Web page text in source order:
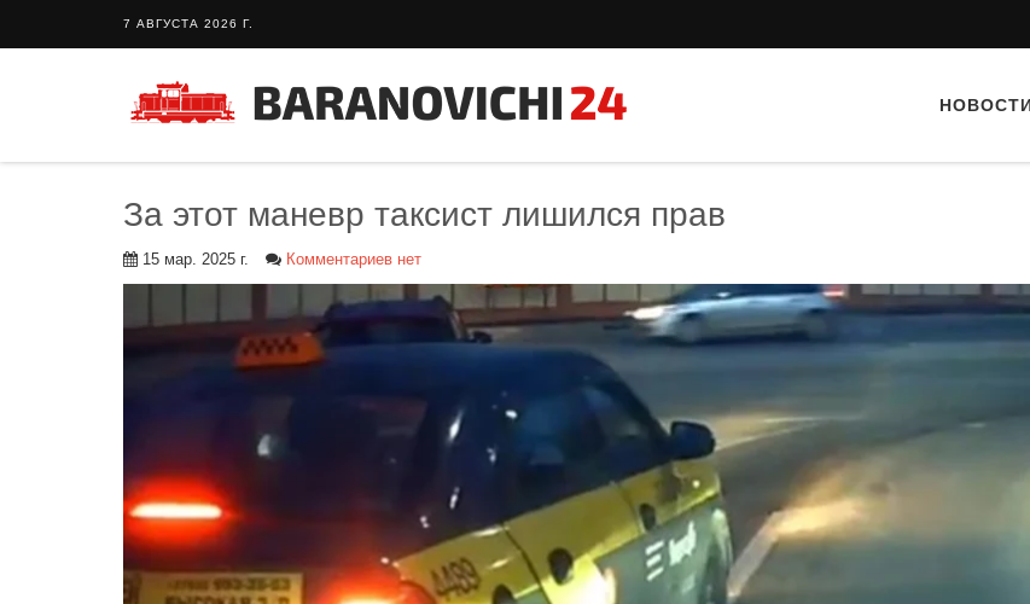
7 АВГУСТА 2026 Г.
За этот маневр таксист лишился прав
15 мар. 2025 г. Комментариев нет
Тайный гость: